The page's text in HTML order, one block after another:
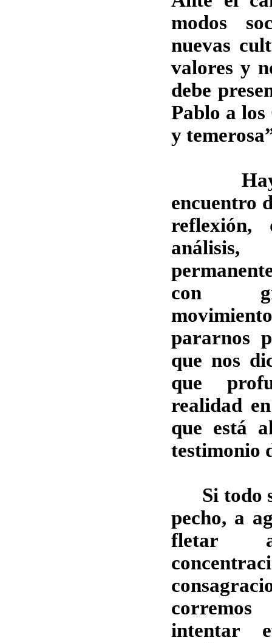
modos
nuevas
valores y
debe
Pablo a
y
Hay
encuentro
reflexión,
análisis,
con
pararnos
que nos
que
realidad
que está
testimonio
Si todo
pecho, a
fletar
intentar